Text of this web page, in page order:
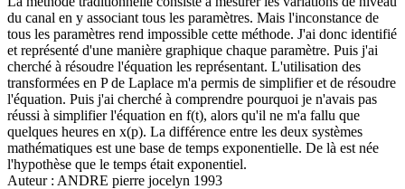
du canal en y associant tous les paramètres. Mais l'inconstance de
tous les paramètres rend impossible cette méthode. J'ai donc identifié
et représenté d'une manière graphique chaque paramètre. Puis j'ai
cherché à résoudre l'équation les représentant. L'utilisation des
transformées en P de Laplace m'a permis de simplifier et de résoudre
l'équation. Puis j'ai cherché à comprendre pourquoi je n'avais pas
réussi à simplifier l'équation en f(t), alors qu'il ne m'a fallu que
quelques heures en x(p). La différence entre les deux systèmes
mathématiques est une base de temps exponentielle. De là est née
l'hypothèse que le temps était exponentiel.
Auteur : ANDRE pierre jocelyn 1993